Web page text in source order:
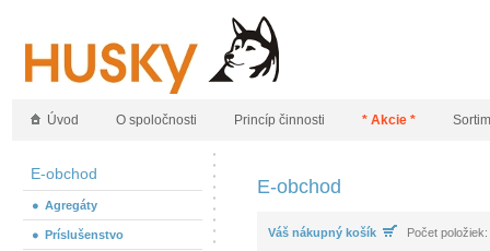
Úvod O spoločnosti Princíp činnosti * Akcie *
E-obchod
Agregáty
Príslušenstvo
E-obchod
Váš nákupný košík Počet